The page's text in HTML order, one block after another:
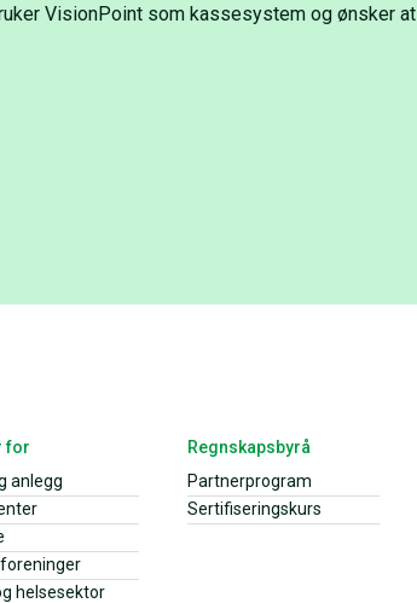
VisionPoint som kassesystem og ønsker at
for
anlegg
foreninger
helsesektor
Regnskapsbyrå
Partnerprogram
Sertifiseringskurs